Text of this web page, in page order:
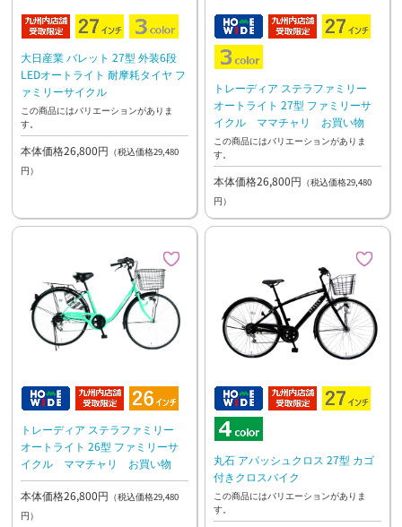
大日産業 バレット 27型 外装6段
LEDオートライト 耐摩耗タイヤ フ
ァミリーサイクル
この商品にはバリエーションがありま
す。
本体価格26,800円 （税込価格29,480
円）
トレーディア ステラファミリー
オートライト 27型 ファミリーサ
イクル ママチャリ お買い物
この商品にはバリエーションがありま
す。
本体価格26,800円 （税込価格29,480
円）
トレーディア ステラファミリー
オートライト 26型 ファミリーサ
イクル ママチャリ お買い物
本体価格26,800円 （税込価格29,480
円）
丸石 アパッシュクロス 27型 カゴ
付きクロスバイク
この商品にはバリエーションがありま
す。